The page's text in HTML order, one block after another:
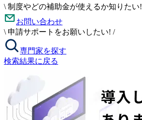
\ 制度やどの補助金が使えるか知りたい!
お問い合わせ
\ 申請サポートをお願いしたい! /
専門家を探す
検索結果に戻る